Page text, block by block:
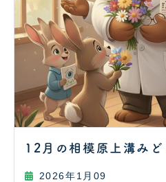
12月の相模原上溝みど
2026年1月09